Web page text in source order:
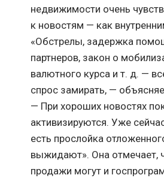
недвижимости очень
к новостям — как
«Обстрелы, задержка
партнеров, закон о
валютного курса и т. д. —
спрос замирать, —
— При хороших новостях
активизируются. Уже
есть прослойка
выжидают». Она отмечает,
продажи могут и